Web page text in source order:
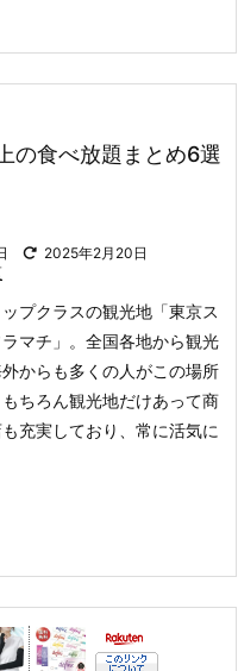
の食べ放題まとめ6選
2025年2月20日
プクラスの観光地「東京ス
マチ」。 全国各地から観光
からも多くの人がこの場所
もちろん観光地だけあって商
充実しており、常に活気に